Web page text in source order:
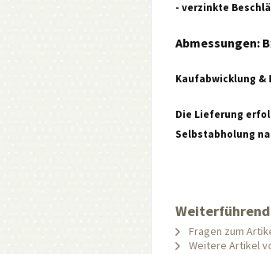
- verzinkte
Abmessungen:
Kaufabwicklung &
Die Lieferung
Selbstabholung
Fragen zum
Weitere Artikel